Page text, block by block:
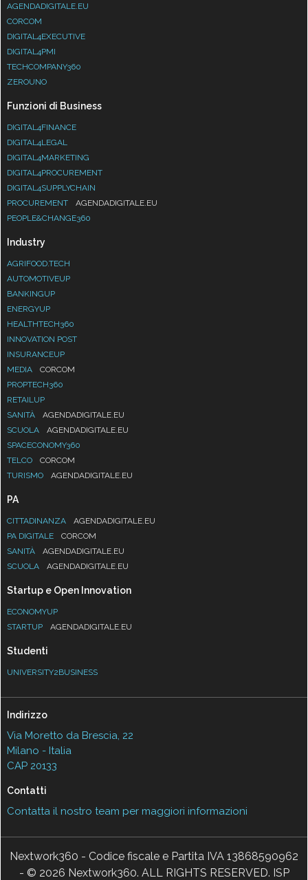
AGENDADIGITALE.EU
CORCOM
DIGITAL4EXECUTIVE
DIGITAL4PMI
TECHCOMPANY360
ZEROUNO
Funzioni di Business
DIGITAL4FINANCE
DIGITAL4LEGAL
DIGITAL4MARKETING
DIGITAL4PROCUREMENT
DIGITAL4SUPPLYCHAIN
PROCUREMENT
AGENDADIGITALE.EU
PEOPLE&CHANGE360
Industry
AGRIFOOD.TECH
AUTOMOTIVEUP
BANKINGUP
ENERGYUP
HEALTHTECH360
INNOVATION POST
INSURANCEUP
MEDIA
CORCOM
PROPTECH360
RETAILUP
SANITÀ
AGENDADIGITALE.EU
SCUOLA
AGENDADIGITALE.EU
SPACECONOMY360
TELCO
CORCOM
TURISMO
AGENDADIGITALE.EU
PA
CITTADINANZA
AGENDADIGITALE.EU
PA DIGITALE
CORCOM
SANITÀ
AGENDADIGITALE.EU
SCUOLA
AGENDADIGITALE.EU
Startup e Open Innovation
ECONOMYUP
STARTUP
AGENDADIGITALE.EU
Studenti
UNIVERSITY2BUSINESS
Indirizzo
Via Moretto da Brescia, 22
Milano - Italia
CAP 20133
Contatti
Contatta il nostro team per maggiori informazioni
Nextwork360 - Codice fiscale e Partita IVA 13868590962
- © 2026 Nextwork360. ALL RIGHTS RESERVED. ISP